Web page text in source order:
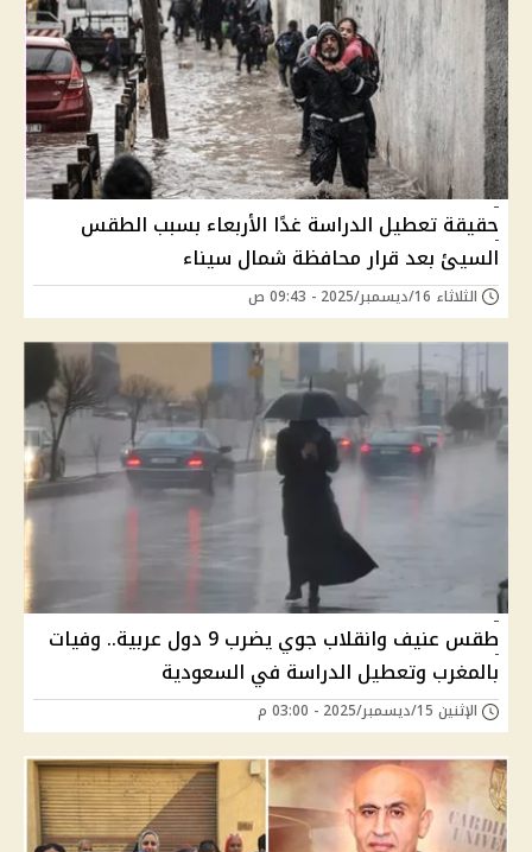
حقيقة تعطيل الدراسة غدًا الأربعاء بسبب الطقس
السيئ بعد قرار محافظة شمال سيناء
الثلاثاء 16/ديسمبر/2025 - 09:43 ص
طقس عنيف وانقلاب جوي يضرب 9 دول عربية.. وفيات
بالمغرب وتعطيل الدراسة في السعودية
الإثنين 15/ديسمبر/2025 - 03:00 م